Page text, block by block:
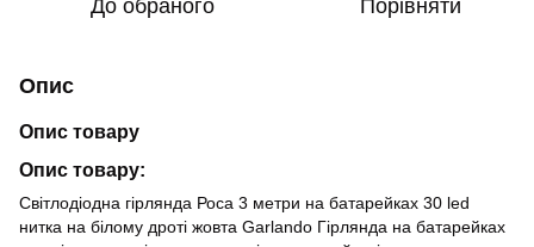
До обраного Порівняти
Опис
Опис товару
Опис товару:
Світлодіодна гірлянда Роса 3 метри на батарейках 30 led
нитка на білому дроті жовта Garlando Гірлянда на батарейках